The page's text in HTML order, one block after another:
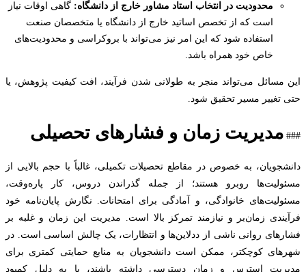
محدودیت در انتخاب استاد مشاور خارج از دانشگاه:گاهی اوقات نیاز
است که از تخصص اساتید خارج از دانشگاه یا متخصصان صنعت
استفاده شود که این امر نیز می‌تواند با بروکراسی و محدودیت‌های
خاص خود همراه باشد.
می‌تواند منجر به طولانی شدن فرآیند، افت کیفیت پژوهش، یا
مسیر تحقیق شود.
مدیریت زمان و فشارهای تحصیلی
به خصوص در مقاطع تحصیلات تکمیلی، غالباً با حجم بالایی از
روبرو هستند؛ از جمله گذراندن دروس، کار پاره‌وقت،
خانوادگی، و آمادگی برای امتحانات. نگارش پایان‌نامه خود
زمان‌بر و نیازمند تمرکز بالا است. مدیریت این زمان و غلبه بر
روانی ناشی از ددلاین‌ها و انتظارات، یک چالش اساسی است. در
کوچکتر، ممکن است دانشجویان به منابع حمایتی کمتری برای
استرس و زمان دسترسی داشته باشند، یا به دلیل کمبود